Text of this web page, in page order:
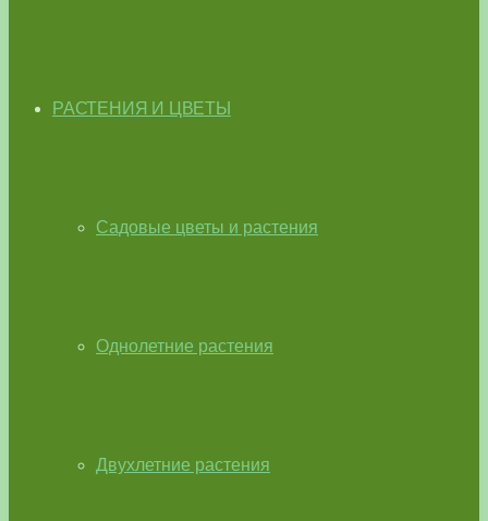
РАСТЕНИЯ И ЦВЕТЫ
Садовые цветы и растения
Однолетние растения
Двухлетние растения